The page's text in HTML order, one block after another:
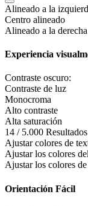
Alineado a la
Centro alineado
Alineado a la derecha
Experiencia
Contraste oscuro:
Contraste de luz
Monocroma
Alto contraste
Alta saturación
14 / 5.000
Ajustar colores de
Ajustar los colores
Ajustar los colores
Orientación Fácil